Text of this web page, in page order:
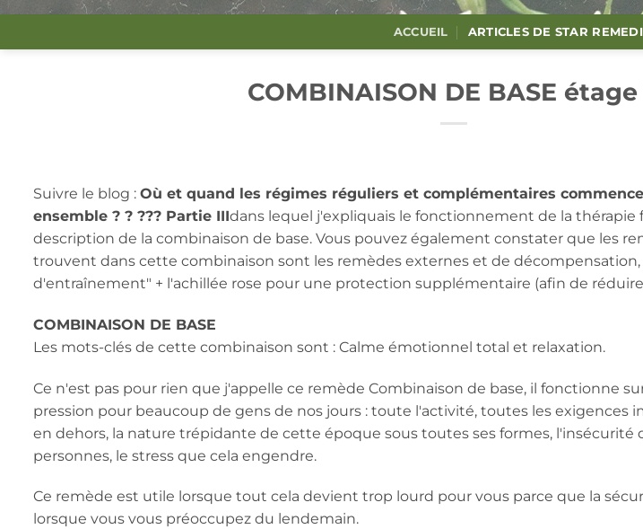
ACCUEIL ARTICLES DE STAR
COMBINAISON DE BASE étage
Suivre le blog : Où et quand les régimes réguliers et complémentaires
ensemble ? ? ??? Partie IIIdans lequel j'expliquais le fonctionnement de la thérapie
description de la combinaison de base. Vous pouvez également constater que les
trouvent dans cette combinaison sont les remèdes externes et de
d'entraînement" + l'achillée rose pour une protection supplémentaire (afin de
COMBINAISON DE BASE
Les mots-clés de cette combinaison sont : Calme émotionnel total et relaxation.
Ce n'est pas pour rien que j'appelle ce remède Combinaison de base, il fonctionne
pression pour beaucoup de gens de nos jours : toute l'activité, toutes les exigences
en dehors, la nature trépidante de cette époque sous toutes ses formes, l'insécurité
personnes, le stress que cela engendre.
Ce remède est utile lorsque tout cela devient trop lourd pour vous parce que la
lorsque vous vous préoccupez du lendemain.